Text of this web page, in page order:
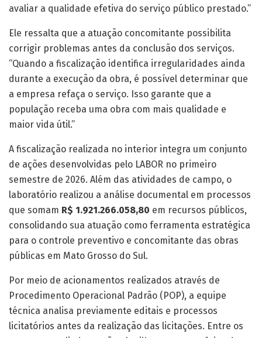
avaliar a qualidade efetiva do serviço público prestado.”
Ele ressalta que a atuação concomitante possibilita
corrigir problemas antes da conclusão dos serviços.
“Quando a fiscalização identifica irregularidades ainda
durante a execução da obra, é possível determinar que
a empresa refaça o serviço. Isso garante que a
população receba uma obra com mais qualidade e
maior vida útil.”
A fiscalização realizada no interior integra um conjunto
de ações desenvolvidas pelo LABOR no primeiro
semestre de 2026. Além das atividades de campo, o
laboratório realizou a análise documental em processos
que somam R$ 1.921.266.058,80 em recursos públicos,
consolidando sua atuação como ferramenta estratégica
para o controle preventivo e concomitante das obras
públicas em Mato Grosso do Sul.
Por meio de acionamentos realizados através de
Procedimento Operacional Padrão (POP), a equipe
técnica analisa previamente editais e processos
licitatórios antes da realização das licitações. Entre os